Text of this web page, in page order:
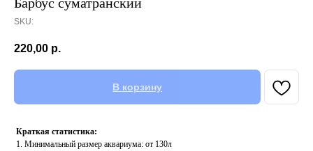
SKU:
220,00 р.
В корзину
Краткая статистика:
1. Минимальный размер аквариума: от 130л